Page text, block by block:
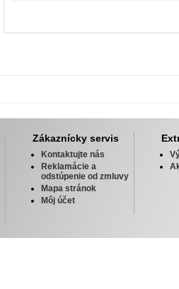
Zákaznícky servis
Kontaktujte nás
Reklamácie a
odstúpenie od zmluvy
Mapa stránok
Môj účet